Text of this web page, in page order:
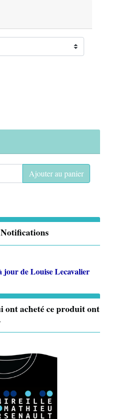
Ajouter au panier
Notifications
jour deLouise Lecavalier
ont acheté ce produit ont